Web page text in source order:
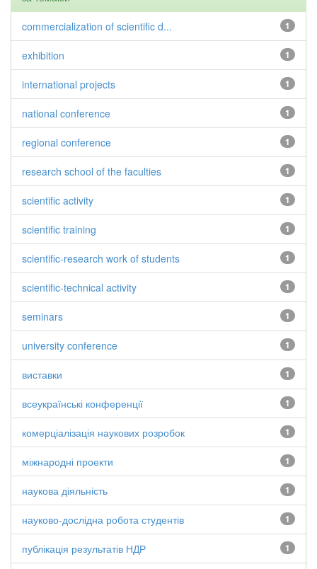
1
commercialization of scientific d...
1
exhibition
1
international projects
1
national conference
1
regional conference
1
research school of the faculties
1
scientific activity
1
scientific training
1
scientific-research work of students
1
scientific-technical activity
1
seminars
1
university conference
1
виставки
1
всеукраїнські конференції
1
комерціалізація наукових розробок
1
міжнародні проекти
1
наукова діяльність
1
науково-дослідна робота студентів
1
публікація результатів НДР